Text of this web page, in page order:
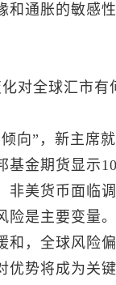
和通胀的敏感
对全球汇市有
向”，新主席
基金期货显示
非美货币面临
险是主要变量
和，全球风险
优势将成为关